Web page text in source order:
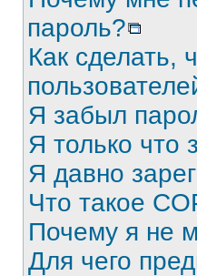
пароль?
Как сделать,
Я забыл
Я только что
Я давно
Что такое
Почему я не
Для чего